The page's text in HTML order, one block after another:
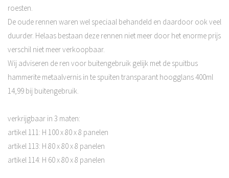
roesten.
De oude rennen waren wel speciaal behandeld en daardoor ook veel
duurder. Helaas bestaan deze rennen niet meer door het enorme prijs
verschil niet meer verkoopbaar.
Wij adviseren de ren voor buitengebruik gelijk met de spuitbus
hammerite metaalvernis in te spuiten transparant hoogglans 400ml
14,99 bij buitengebruik.
verkrijgbaar in 3 maten:
artikel 111: H 100 x 80 x 8 panelen
artikel 113: H 80 x 80 x 8 panelen
artikel 114: H 60 x 80 x 8 panelen